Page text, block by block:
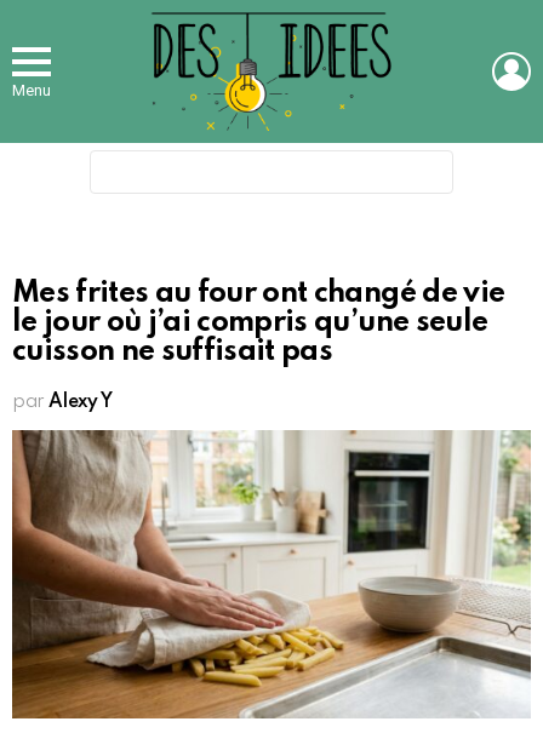
Menu
Mes frites au four ont changé de vie
le jour où j’ai compris qu’une seule
cuisson ne suffisait pas
par Alexy Y